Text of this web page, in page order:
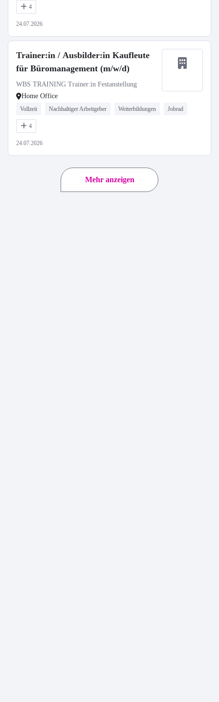
4
24.07.2026
Trainer:in / Ausbilder:in Kaufleute
für Büromanagement (m/w/d)
WBS TRAINING Trainer:in Festanstellung
Home Office
Vollzeit Nachhaltiger Arbeitgeber Weiterbildungen Jobrad
4
24.07.2026
Mehr anzeigen